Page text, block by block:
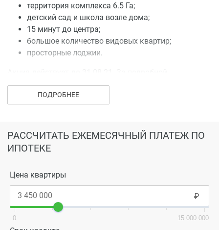
территория комплекса 6.5 Га;
детский сад и школа возле дома;
15 минут до центра;
большое количество видовых квартир;
просторные лоджии.
информацией обращайтесь в отдел продаж.
ПОДРОБНЕЕ
РАССЧИТАТЬ ЕЖЕМЕСЯЧНЫЙ ПЛАТЕЖ ПО
ИПОТЕКЕ
Цена квартиры
0 15 000 000